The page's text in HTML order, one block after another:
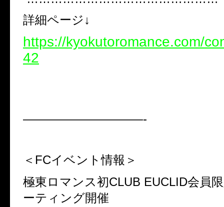
詳細ページ↓
https://kyokutoromance.com/
42
——————————-
＜FCイベント情報＞
極東ロマンス初CLUB EUCLID会員
ーティング開催